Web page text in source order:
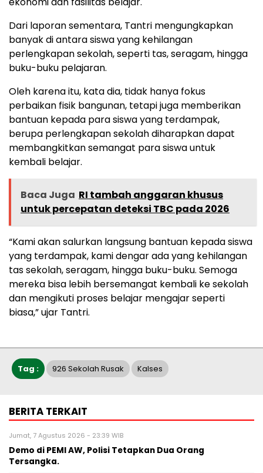
Dari laporan sementara, Tantri mengungkapkan
banyak di antara siswa yang kehilangan
perlengkapan sekolah, seperti tas, seragam, hingga
buku-buku pelajaran.
Oleh karena itu, kata dia, tidak hanya fokus
perbaikan fisik bangunan, tetapi juga memberikan
bantuan kepada para siswa yang terdampak,
berupa perlengkapan sekolah diharapkan dapat
membangkitkan semangat para siswa untuk
kembali belajar.
Baca Juga RI tambah anggaran khusus
untuk percepatan deteksi TBC pada 2026
“Kami akan salurkan langsung bantuan kepada siswa
yang terdampak, kami dengar ada yang kehilangan
tas sekolah, seragam, hingga buku-buku. Semoga
mereka bisa lebih bersemangat kembali ke sekolah
dan mengikuti proses belajar mengajar seperti
biasa,” ujar Tantri.
Tag : 926 Sekolah Rusak Kalses
BERITA TERKAIT
Jumat, 7 Agustus 2026 - 23:39 WIB
Demo di PEMI AW, Polisi Tetapkan Dua Orang
Tersangka.